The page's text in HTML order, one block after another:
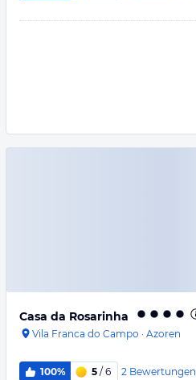
Casa da Rosarinha
Vila Franca do Campo · Azoren
100% 5 / 6 2 Bewertungen